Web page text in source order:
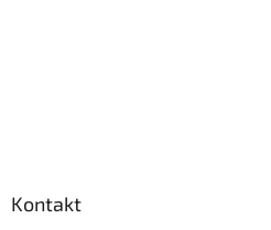
Kontakt